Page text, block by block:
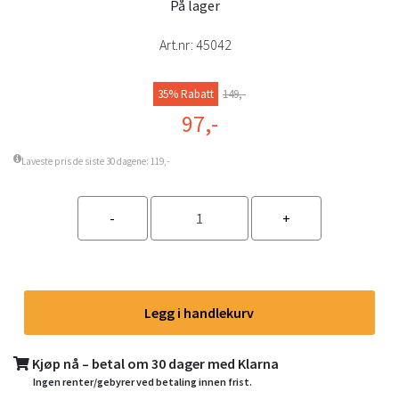
På lager
Art.nr: 45042
35% Rabatt 149,-
97,-
Laveste pris de siste 30 dagene: 119,-
Legg i handlekurv
Kjøp nå – betal om 30 dager med Klarna
Ingen renter/gebyrer ved betaling innen frist.